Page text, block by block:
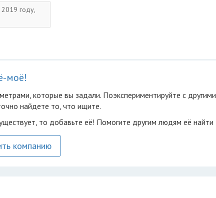
году,
моё!
которые вы задали. Поэкспериментируйте с другими
найдете то, что ищите.
то добавьте её! Помогите другим людям её найти
компанию